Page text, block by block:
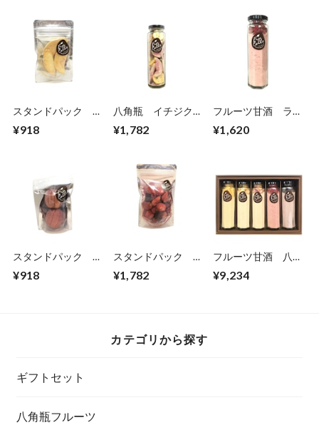
スタンドパック ミ
¥918
八角瓶 イチジク/
¥1,782
フルーツ甘酒 ラズ
¥1,620
スタンドパック ミ
¥918
スタンドパック
¥1,782
フルーツ甘酒 八角
¥9,234
カテゴリから探す
ギフトセット
八角瓶フルーツ